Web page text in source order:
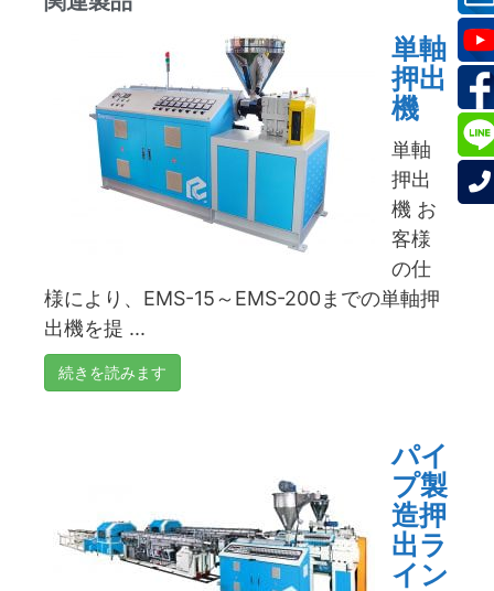
単軸
押出
機
単軸
押出
機 お
客様
の仕
様により、EMS-15～EMS-200までの単軸押
出機を提 ...
続きを読みます
パイ
プ製
造押
出ラ
イン